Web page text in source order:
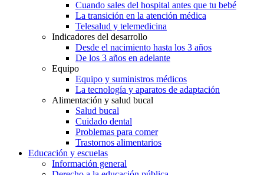
Cuando sales del hospital antes que tu bebé
La transición en la atención médica
Telesalud y telemedicina
Indicadores del desarrollo
Desde el nacimiento hasta los 3 años
De los 3 años en adelante
Equipo
Equipo y suministros médicos
La tecnología y aparatos de adaptación
Alimentación y salud bucal
Salud bucal
Cuidado dental
Problemas para comer
Trastornos alimentarios
Educación y escuelas
Información general